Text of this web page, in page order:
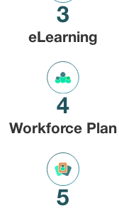
3
eLearning
4
Workforce Plan
5